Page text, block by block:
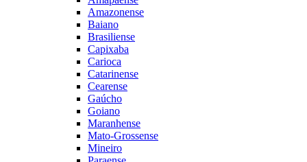
Amazonense
Baiano
Brasiliense
Capixaba
Carioca
Catarinense
Cearense
Gaúcho
Goiano
Maranhense
Mato-Grossense
Mineiro